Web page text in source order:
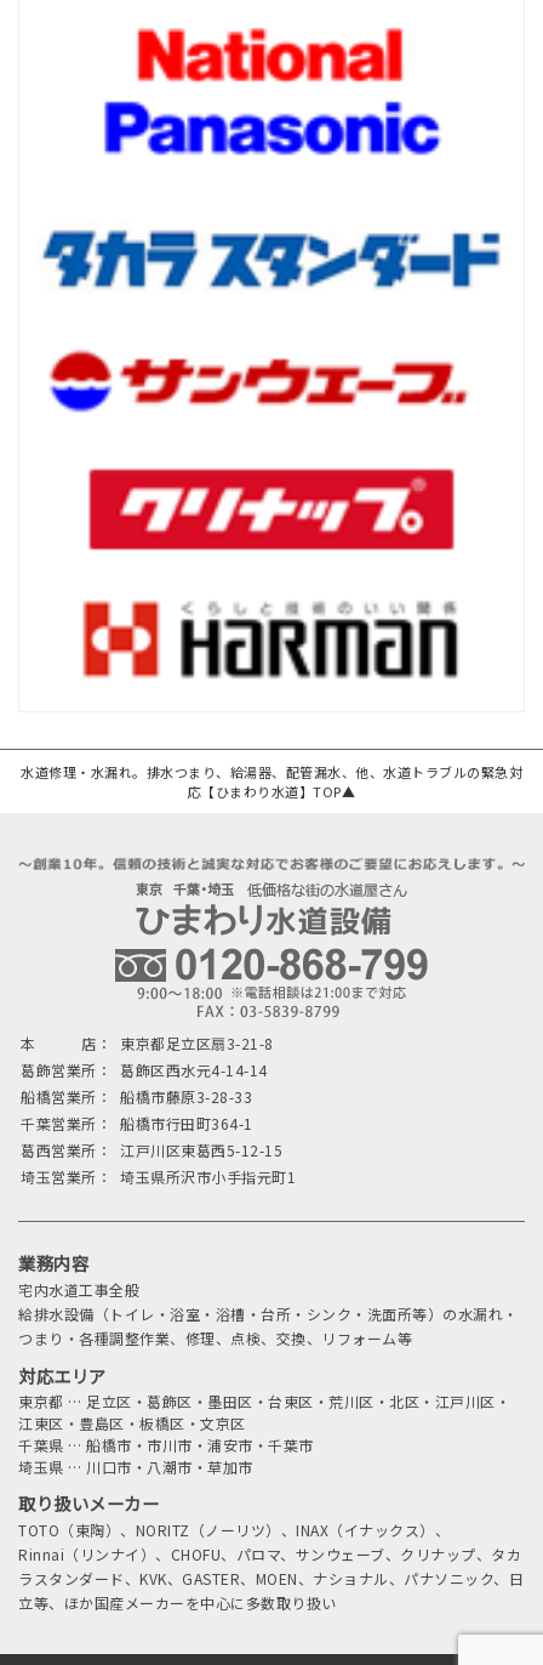
水道修理・水漏れ。排水つまり、給湯器、配管漏水、他、水道トラブルの緊急対
応【ひまわり水道】TOP▲
本 店：
東京都足立区扇3-21-8
葛飾営業所：
葛飾区西水元4-14-14
船橋営業所：
船橋市藤原3-28-33
千葉営業所：
船橋市行田町364-1
葛西営業所：
江戸川区東葛西5-12-15
埼玉営業所：
埼玉県所沢市小手指元町1
業務内容
宅内水道工事全般
給排水設備（トイレ・浴室・浴槽・台所・シンク・洗面所等）の水漏れ・
つまり・各種調整作業、修理、点検、交換、リフォーム等
対応エリア
東京都 … 足立区・葛飾区・墨田区・台東区・荒川区・北区・江戸川区・
江東区・豊島区・板橋区・文京区
千葉県 … 船橋市・市川市・浦安市・千葉市
埼玉県 … 川口市・八潮市・草加市
取り扱いメーカー
TOTO（東陶）、NORITZ（ノーリツ）、INAX（イナックス）、
Rinnai（リンナイ）、CHOFU、パロマ、サンウェーブ、クリナップ、タカ
ラスタンダード、KVK、GASTER、MOEN、ナショナル、パナソニック、日
立等、ほか国産メーカーを中心に多数取り扱い